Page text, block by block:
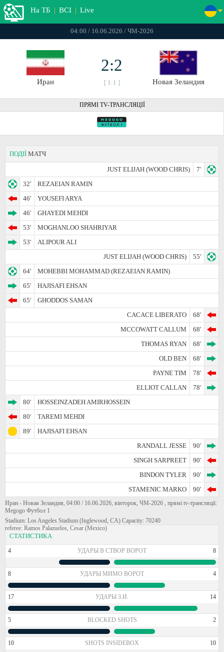
На ТБ | ВСІ | Live
04:00 / 16.06.2026 / ЧМ-2026
Иран
2:2
[ 1:1 ] Новая Зеландия
ПРЯМІ TV-ТРАНСЛЯЦІЇ
ПОДІЇ МАТЧ
JUST ELIJAH (WOOD CHRIS)
7'
32'
REZAEIAN RAMIN
46'
YOUSEFI ARYA
46'
GHAYEDI MEHDI
53'
MOGHANLOO SHAHRIYAR
53'
ALIPOUR ALI
JUST ELIJAH (WOOD CHRIS)
55'
64'
MOHEBBI MOHAMMAD (REZAEIAN RAMIN)
65'
HAJISAFI EHSAN
65'
GHODDOS SAMAN
CACACE LIBERATO
68'
MCCOWATT CALLUM
68'
THOMAS RYAN
68'
OLD BEN
68'
PAYNE TIM
78'
ELLIOT CALLAN
78'
80'
HOSSEINZADEH AMIRHOSSEIN
80'
TAREMI MEHDI
89'
HAJISAFI EHSAN
RANDALL JESSE
90'
SINGH SARPREET
90'
BINDON TYLER
90'
STAMENIC MARKO
90'
Иран - Новая Зеландия, 04:00 / 16.06.2026, вівторок, ЧМ-2026 , прямі tv-трансляції:
Megogo Футбол 1
Stadium: Los Angeles Stadium (Inglewood, CA) Capacity: 70240
referee: Ramos Palazuelos, Cesar (Mexico)
СТАТИСТИКА
4 УДАРЫ В СТВОР ВОРОТ 8
8 УДАРЫ МИМО ВОРОТ 4
17 УДАРЫ З.И. 14
5 BLOCKED SHOTS 2
10 SHOTS INSIDEBOX 10